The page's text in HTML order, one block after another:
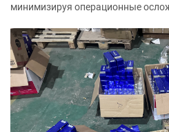
минимизируя операционные